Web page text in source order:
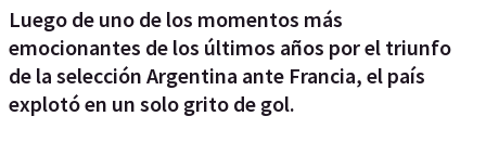
Luego de uno de los momentos más
emocionantes de los últimos años por el triunfo
de la selección Argentina ante Francia, el país
explotó en un solo grito de gol.